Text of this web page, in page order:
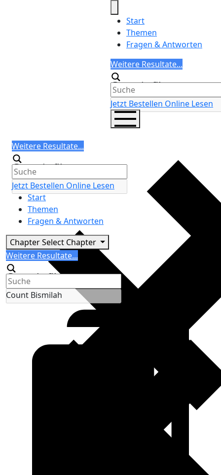
Start
Themen
Fragen & Antworten
Search
Weitere Resultate...
Generic filters
Jetzt Bestellen Online Lesen
Search
Weitere Resultate...
Generic filters
Jetzt Bestellen Online Lesen
Start
Themen
Fragen & Antworten
ChapterSelect Chapter
Search
Weitere Resultate...
Generic filters
Count Bismilah